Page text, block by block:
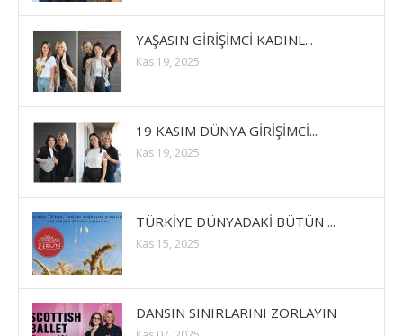
YAŞASIN GİRİŞİMCİ KADINL...
Kas 19, 2025
19 KASIM DÜNYA GİRİŞİMCİ...
Kas 19, 2025
TÜRKİYE DÜNYADAKİ BÜTÜN ...
Kas 15, 2025
DANSIN SINIRLARINI ZORLAYIN